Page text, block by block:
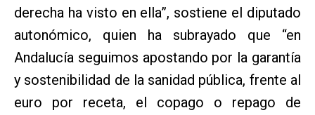
derecha ha visto en ella”, sostiene el diputado
autonómico, quien ha subrayado que “en
Andalucía seguimos apostando por la garantía
y sostenibilidad de la sanidad pública, frente al
euro por receta, el copago o repago de